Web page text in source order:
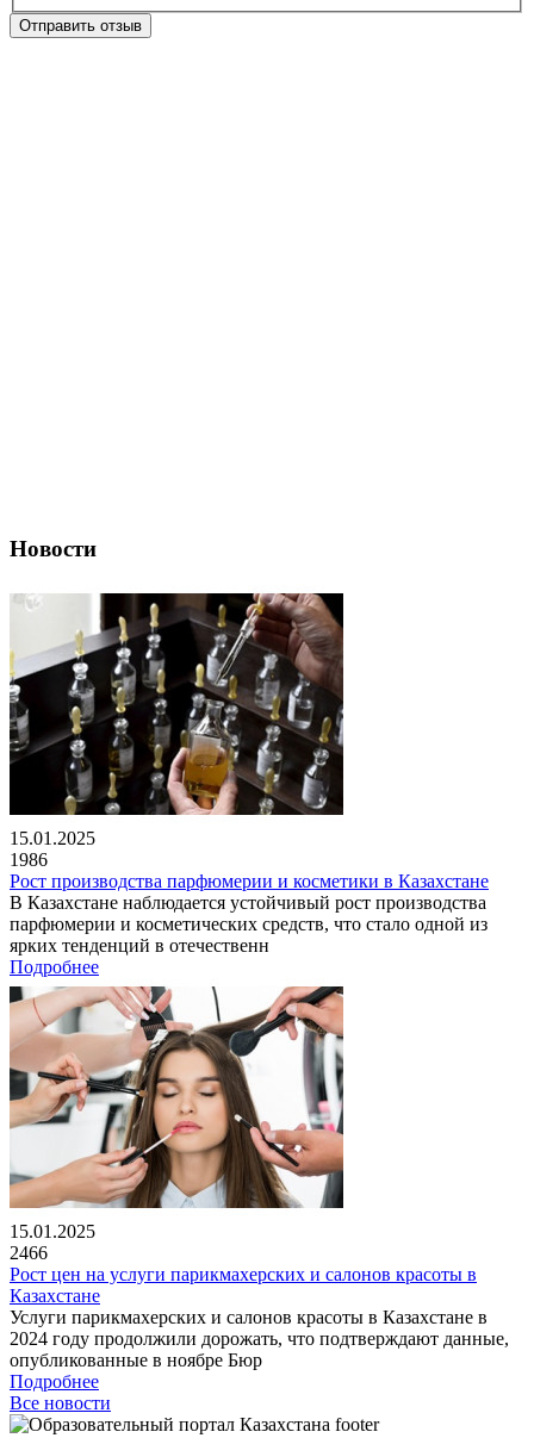
Отправить отзыв
Новости
15.01.2025
1986
Рост производства парфюмерии и косметики в Казахстане
В Казахстане наблюдается устойчивый рост производства
парфюмерии и косметических средств, что стало одной из
ярких тенденций в отечественн
Подробнее
15.01.2025
2466
Рост цен на услуги парикмахерских и салонов красоты в
Казахстане
Услуги парикмахерских и салонов красоты в Казахстане в
2024 году продолжили дорожать, что подтверждают данные,
опубликованные в ноябре Бюр
Подробнее
Все новости